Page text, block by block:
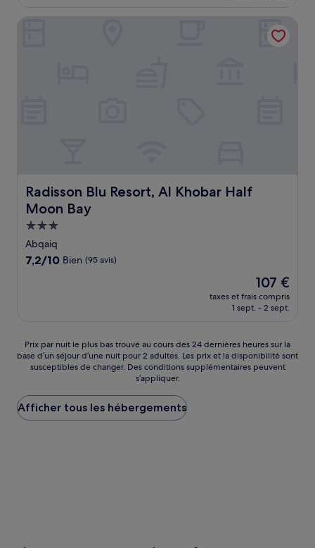
de
69 €
Radisson Blu Resort, Al Khobar Half
Moon Bay
Radisson Blu Resort, Al Khobar Half Moon Bay
Hébergement
3.0 étoiles
Abqaiq
7.2
7,2/10 Bien (95 avis)
Le
nouveau
prix
107 €
107 €
taxes et frais compris
1 sept. - 2 sept.
Prix
par
nuit
plus
bas
trouvé
Prix par nuit le plus bas trouvé au cours des 24 dernières heures sur la
base d’un séjour d’une nuit pour 2 adultes. Les prix et la disponibilité sont
susceptibles de changer. Des conditions supplémentaires peuvent
s’appliquer.
Afficher tous les hébergements